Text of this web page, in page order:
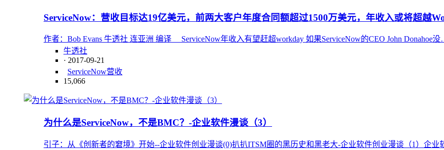
ServiceNow：营收目标达19亿美元，前两大客户年度合同额超过1500万美元，年收入或将超越
作者：Bob Evans 牛透社 连亚洲 编译 ServiceNow年收入有望赶超workday 如果ServiceNow的CEO John Donahoe
牛透社
· 2017-09-21
ServiceNow营收
15,066
为什么是ServiceNow，不是BMC？-企业软件漫谈（3）
引子：从《创新者的窘境》开始--企业软件创业漫谈(0)扒扒ITSM圈的黑历史和黑老大-企业软件创业漫谈（1）企业